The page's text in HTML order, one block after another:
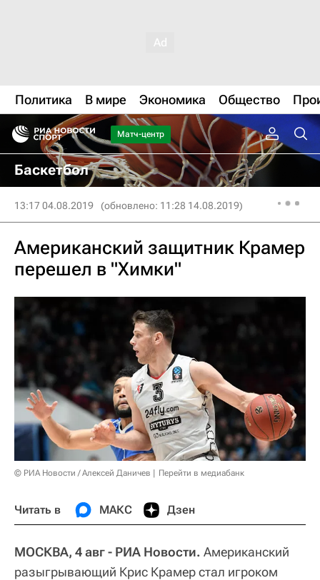
Политика В мире Экономика Общество
Матч-центр
Баскетбол
13:17 04.08.2019 (обновлено: 11:28 14.08.2019)
Американский защитник Крамер
перешел в "Химки"
© РИА Новости / Алексей Даничев Перейти в медиабанк
Читать в МАКС Дзен
МОСКВА, 4 авг - РИА Новости. Американский
разыгрывающий Крис Крамер стал игроком